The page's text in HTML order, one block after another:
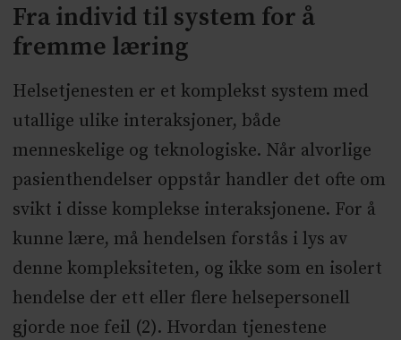
Fra individ til system for å
fremme læring
Helsetjenesten er et komplekst system med
utallige ulike interaksjoner, både
menneskelige og teknologiske. Når alvorlige
pasienthendelser oppstår handler det ofte om
svikt i disse komplekse interaksjonene. For å
kunne lære, må hendelsen forstås i lys av
denne kompleksiteten, og ikke som en isolert
hendelse der ett eller flere helsepersonell
gjorde noe feil (2). Hvordan tjenestene